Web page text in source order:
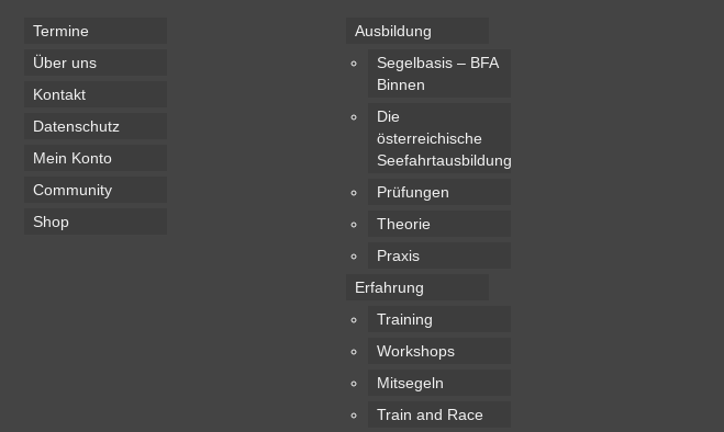
Termine
Über uns
Kontakt
Datenschutz
Mein Konto
Community
Shop
Ausbildung
Segelbasis – BFA
Binnen
Die
österreichische
Seefahrtausbildung
Prüfungen
Theorie
Praxis
Erfahrung
Training
Workshops
Mitsegeln
Train and Race